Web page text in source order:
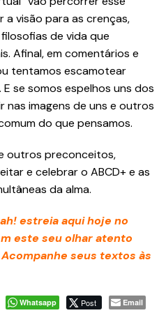
visão para as crenças,
de vida que
Afinal, em comentários e
tentamos escamotear
se somos espelhos uns dos
imagens de uns e outros
do que pensamos.
outros preconceitos,
e celebrar o ABCD+ e as
da alma.
estreia aqui hoje no
este seu olhar atento
seus textos às
Whatsapp Post Email